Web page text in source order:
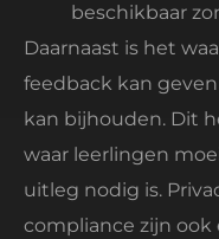
beschikbaar
Daarnaast is het
feedback kan
kan bijhouden. Dit
waar leerlingen
uitleg nodig is.
compliance zijn ook